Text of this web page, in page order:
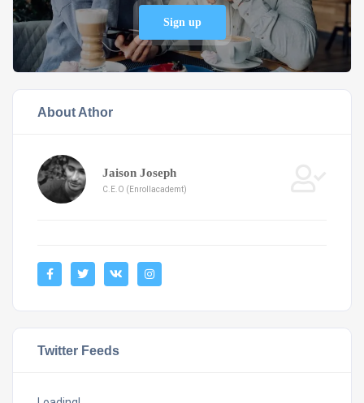
Sign up
About Athor
Jaison Joseph
C.E.O (Enrollacademt)
Twitter Feeds